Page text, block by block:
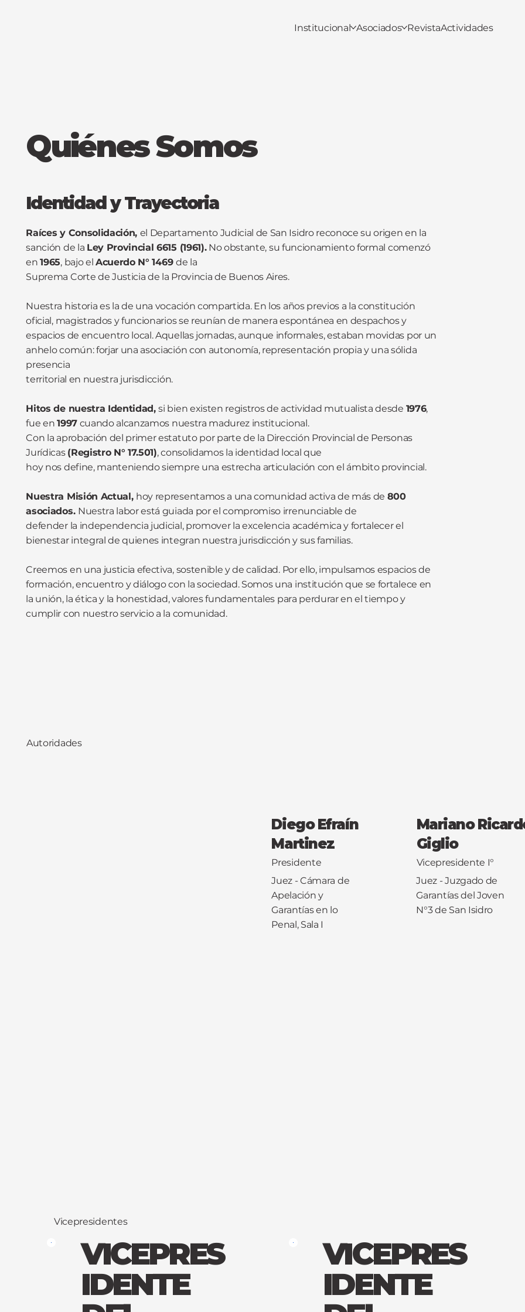
Institucional Asociados RevistaActividades
Quiénes Somos
Identidad y Trayectoria
Raíces y Consolidación, el Departamento Judicial de San Isidro reconoce su origen en la
sanción de la Ley Provincial 6615 (1961).No obstante, su funcionamiento formal comenzó
en1965, bajo el Acuerdo N° 1469 de la
Suprema Corte de Justicia de la Provincia de Buenos Aires.
Nuestra historia es la de una vocación compartida. En los años previos a la constitución
oficial, magistrados y funcionarios se reunían de manera espontánea en despachos y
espacios de encuentro local. Aquellas jornadas, aunque informales, estaban movidas por un
anhelo común: forjar una asociación con autonomía, representación propia y una sólida
presencia
territorial en nuestra jurisdicción.
Hitos de nuestra Identidad,si bien existen registros de actividad mutualista desde 1976,
fue en1997cuando alcanzamos nuestra madurez institucional.
Con la aprobación del primer estatuto por parte de la Dirección Provincial de Personas
Jurídicas (Registro N° 17.501), consolidamos la identidad local que
hoy nos define, manteniendo siempre una estrecha articulación con el ámbito provincial.
Nuestra Misión Actual, hoy representamos a una comunidad activa de más de 800
asociados. Nuestra labor está guiada por el compromiso irrenunciable de
defender la independencia judicial, promover la excelencia académica y fortalecer el
bienestar integral de quienes integran nuestra jurisdicción y sus familias.
Creemos en una justicia efectiva, sostenible y de calidad. Por ello, impulsamos espacios de
formación, encuentro y diálogo con la sociedad. Somos una institución que se fortalece en
la unión, la ética y la honestidad, valores fundamentales para perdurar en el tiempo y
cumplir con nuestro servicio a la comunidad.
Autoridades
Diego Efraín
Martinez
Presidente
Juez - Cámara de
Apelación y
Garantías en lo
Penal, Sala I
Mariano
Giglio
Vicepresidente I°
Juez - Juzgado de
Garantías del Joven
N°3 de San Isidro
Vicepresidentes
VICEPRES
IDENTE
VICEPRES
IDENTE